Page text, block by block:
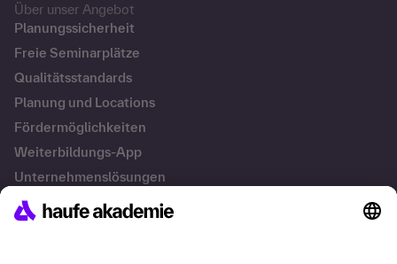
Über unser Angebot
Planungssicherheit
Freie Seminarplätze
Qualitätsstandards
Planung und Locations
Fördermöglichkeiten
Weiterbildungs-App
Unternehmenslösungen
Potenzialanalyse